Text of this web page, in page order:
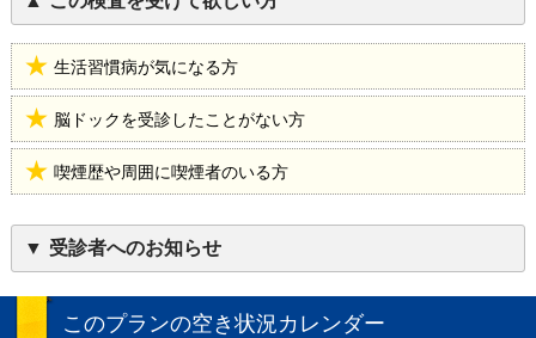
生活習慣病が気になる方
脳ドックを受診したことがない方
喫煙歴や周囲に喫煙者のいる方
受診者へのお知らせ
このプランの空き状況カレンダー